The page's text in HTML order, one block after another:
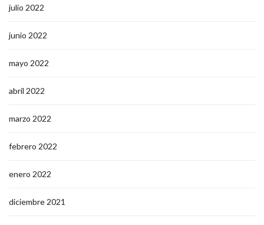
julio 2022
junio 2022
mayo 2022
abril 2022
marzo 2022
febrero 2022
enero 2022
diciembre 2021